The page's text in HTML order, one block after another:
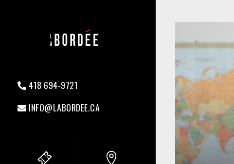
418 694-9721
INFO@LABORDEE.CA